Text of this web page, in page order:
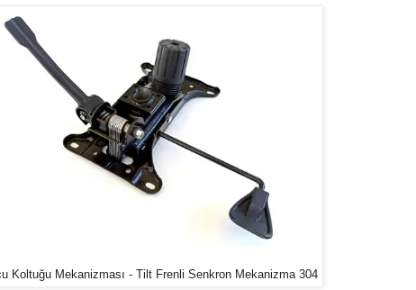
Koltuğu Mekanizması - Tilt Frenli Senkron Mekanizma 304